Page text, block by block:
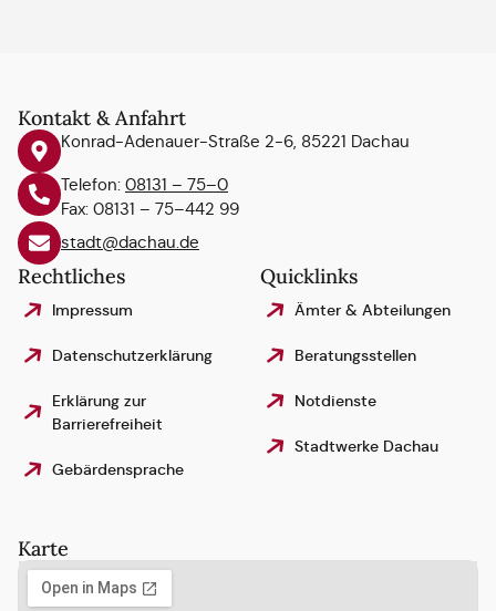
Kontakt & Anfahrt
Konrad-Adenauer-Straße 2-6, 85221 Dachau
Telefon: 08131 – 75–0
Fax: 08131 – 75–442 99
stadt@dachau.de
Rechtliches
Impressum
Datenschutzerklärung
Erklärung zur
Barrierefreiheit
Gebärdensprache
Quicklinks
Ämter & Abteilungen
Beratungsstellen
Notdienste
Stadtwerke Dachau
Karte